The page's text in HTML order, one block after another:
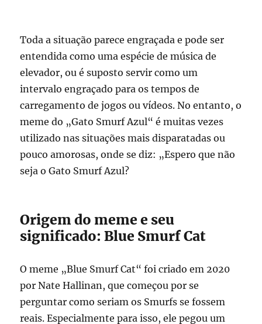
Toda a situação parece engraçada e pode ser
entendida como uma espécie de música de
elevador, ou é suposto servir como um
intervalo engraçado para os tempos de
carregamento de jogos ou vídeos. No entanto, o
meme do „Gato Smurf Azul“ é muitas vezes
utilizado nas situações mais disparatadas ou
pouco amorosas, onde se diz: „Espero que não
seja o Gato Smurf Azul?
Origem do meme e seu
significado: Blue Smurf Cat
O meme „Blue Smurf Cat“ foi criado em 2020
por Nate Hallinan, que começou por se
perguntar como seriam os Smurfs se fossem
reais. Especialmente para isso, ele pegou um